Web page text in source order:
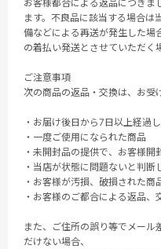
お客様都合による返品につきま
ます。不良品に該当する場合は
備などによる再送が発生した場
の着払い発送とさせていただく
ご注意事項
次の商品の返品・交換は、お受
・お届け後日から7日以上経過
・一度ご使用になられた商品
・未開封品の提供で、お客様開
・当店が状態に問題ないと判断
・お客様が汚損、破損された商
・お客様のご都合による返品、
また、ご住所の誤り等でメール
だけない場合、